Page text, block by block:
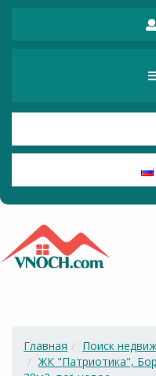
Главная
Поиск
ЖК "Патриотика",